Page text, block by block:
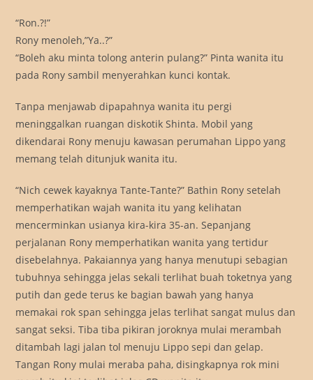
“Ron.?!”
Rony menoleh,”Ya..?”
“Boleh aku minta tolong anterin pulang?” Pinta wanita itu
pada Rony sambil menyerahkan kunci kontak.
Tanpa menjawab dipapahnya wanita itu pergi
meninggalkan ruangan diskotik Shinta. Mobil yang
dikendarai Rony menuju kawasan perumahan Lippo yang
memang telah ditunjuk wanita itu.
“Nich cewek kayaknya Tante-Tante?” Bathin Rony setelah
memperhatikan wajah wanita itu yang kelihatan
mencerminkan usianya kira-kira 35-an. Sepanjang
perjalanan Rony memperhatikan wanita yang tertidur
disebelahnya. Pakaiannya yang hanya menutupi sebagian
tubuhnya sehingga jelas sekali terlihat buah toketnya yang
putih dan gede terus ke bagian bawah yang hanya
memakai rok span sehingga jelas terlihat sangat mulus dan
sangat seksi. Tiba tiba pikiran joroknya mulai merambah
ditambah lagi jalan tol menuju Lippo sepi dan gelap.
Tangan Rony mulai meraba paha, disingkapnya rok mini